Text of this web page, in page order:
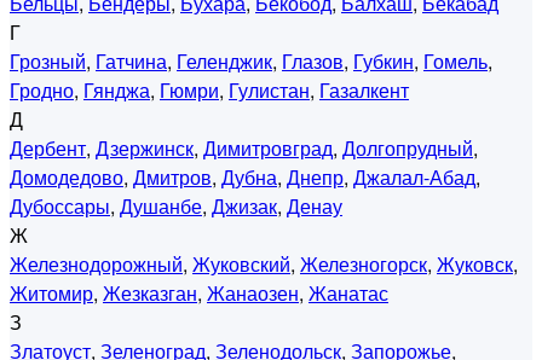
Г
Грозный, Гатчина, Геленджик, Глазов, Губкин, Гомель,
Гродно, Гянджа, Гюмри, Гулистан, Газалкент
Д
Дербент, Дзержинск, Димитровград, Долгопрудный,
Домодедово, Дмитров, Дубна, Днепр, Джалал-Абад,
Дубоссары, Душанбе, Джизак, Денау
Ж
Железнодорожный, Жуковский, Железногорск, Жуковск,
Житомир, Жезказган, Жанаозен, Жанатас
З
Златоуст, Зеленоград, Зеленодольск, Запорожье,